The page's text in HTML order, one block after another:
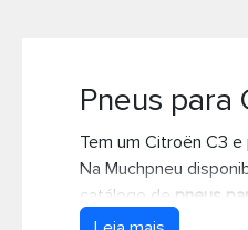
Pneus 4x4
Pneus de moto
Pneus de Van
Oficinas de Pneus
Contato
Pneus para
Tem um Citroën C3
Na Muchpneu
catálogo de pneus
adaptados a todas